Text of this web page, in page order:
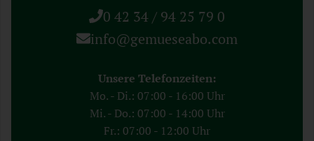
0 42 34 / 94 25 79 0
info@gemueseabo.com
Unsere Telefonzeiten:
Mo. - Di.: 07:00 - 16:00 Uhr
Mi. - Do.: 07:00 - 14:00 Uhr
Fr.: 07:00 - 12:00 Uhr